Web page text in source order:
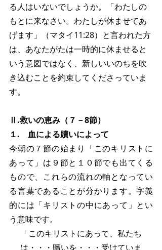
る人はいないでしょうか。「わたしの
もとに来なさい。わたしが休ませてあ
げます」（マタイ11:28）と言われた方
は、あなたがたは一時的に休ませると
いう意図ではなく、新しいいのちを吹
き込むことを約束してくださっていま
す。
Ⅱ.救いの恵み（７－8節）
１.　血による贖いによって
今朝の７節の始まり「このキリストに
あって」は９節と１０節でも出てくる
もので、これらの流れの軸となってい
る言葉であることが分かります。字義
的には「キリストの中にあって」とい
う意味です。
「このキリストにあって、私たち
は・・・贖いを・・・受けていま